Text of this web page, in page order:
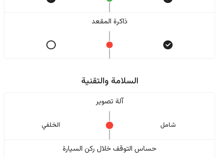
ذاكرة المقعد
السلامة والتقنية
آلة تصوير
شامل الخلفي
حساس التوقف خلال ركن السيارة